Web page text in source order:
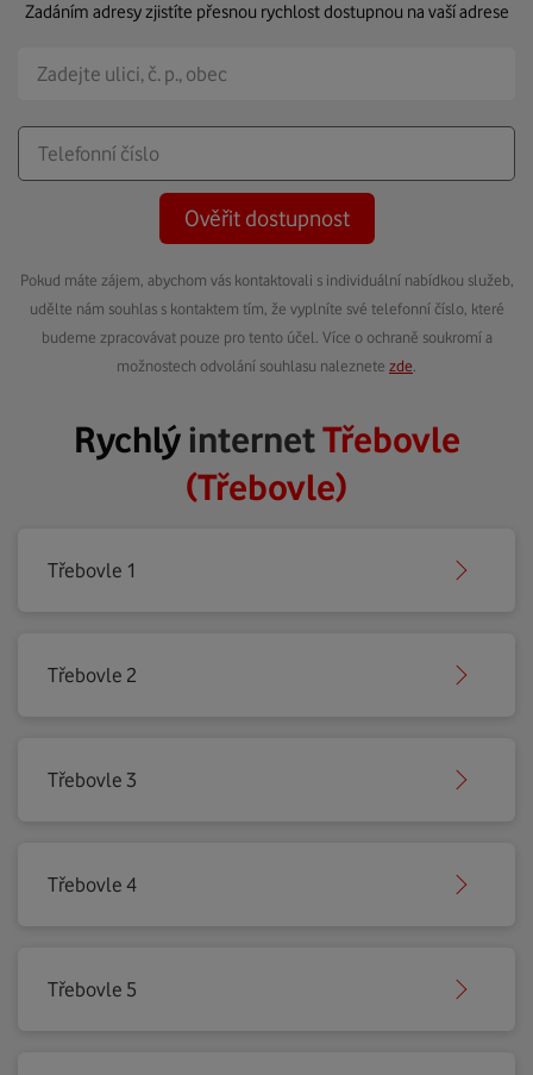
Zadáním adresy zjistíte přesnou rychlost dostupnou na vaší adrese
Ověřit dostupnost
Pokud máte zájem, abychom vás kontaktovali s individuální nabídkou služeb,
udělte nám souhlas s kontaktem tím, že vyplníte své telefonní číslo, které
budeme zpracovávat pouze pro tento účel. Více o ochraně soukromí a
možnostech odvolání souhlasu naleznete zde
RychlýinternetTřebovle
(Třebovle)
Třebovle 1
Třebovle 2
Třebovle 3
Třebovle 4
Třebovle 5